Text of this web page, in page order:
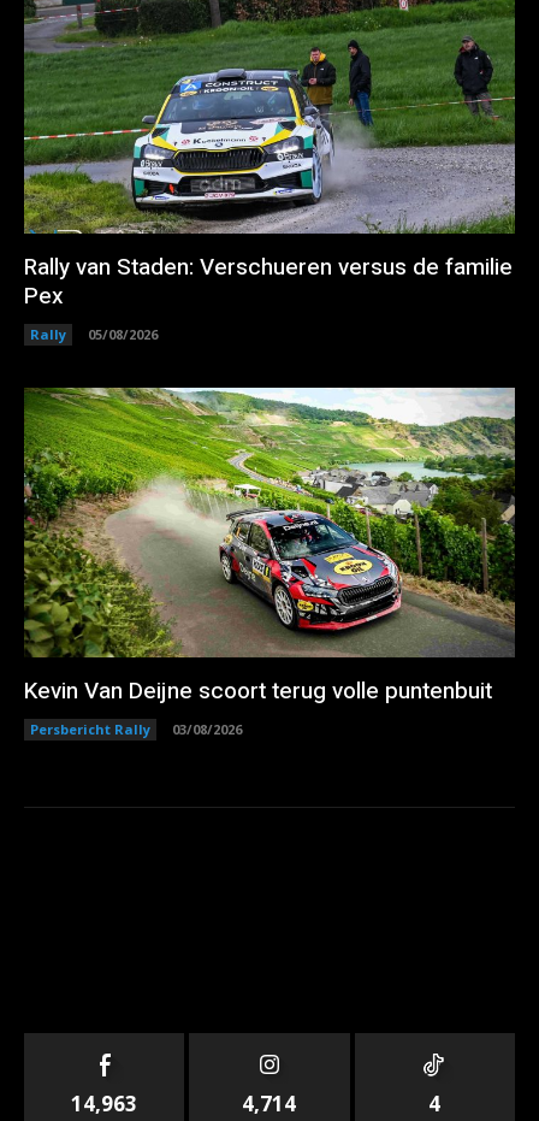
Rally van Staden: Verschueren versus de familie
Pex
Rally 05/08/2026
Kevin Van Deijne scoort terug volle puntenbuit
Persbericht Rally 03/08/2026
14,963 4,714 4